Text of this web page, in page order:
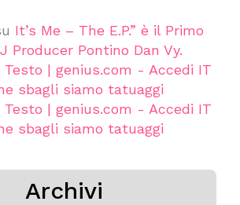
It’s Me – The E.P.” è il Primo
Producer Pontino Dan Vy.
Testo | genius.com - Accedi IT
sbagli siamo tatuaggi
Testo | genius.com - Accedi IT
sbagli siamo tatuaggi
Archivi